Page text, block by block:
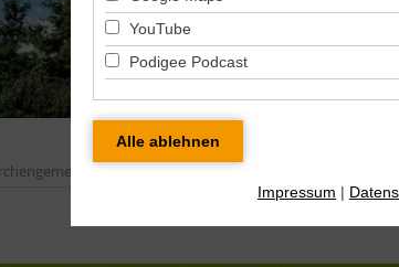
YouTube
Podigee Podcast
Impressum |